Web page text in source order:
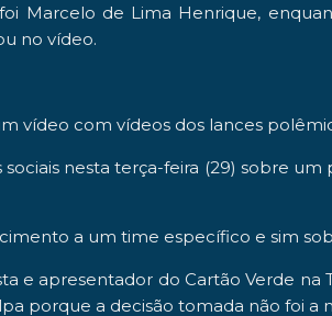
Marcelo de Lima Henrique,
no vídeo.
vídeo com vídeos dos lances
nesta terça-feira (29) sobre um
a um time específico e sim
e apresentador do Cartão Verde na
porque a decisão tomada não foi